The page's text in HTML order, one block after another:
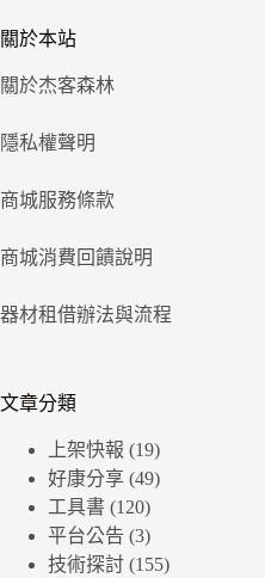
關於本站
關於杰客森林
隱私權聲明
商城服務條款
商城消費回饋說明
器材租借辦法與流程
文章分類
上架快報 (19)
好康分享 (49)
工具書 (120)
平台公告 (3)
技術探討 (155)